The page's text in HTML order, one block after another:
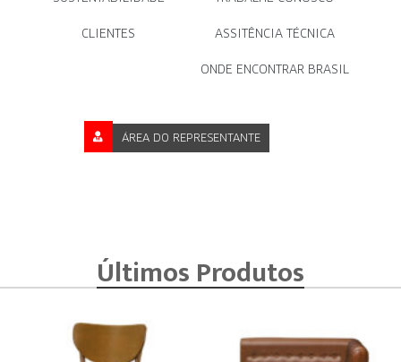
CLIENTES ASSITÊNCIA TÉCNICA
ONDE ENCONTRAR BRASIL
ÁREA DO REPRESENTANTE
Últimos Produtos